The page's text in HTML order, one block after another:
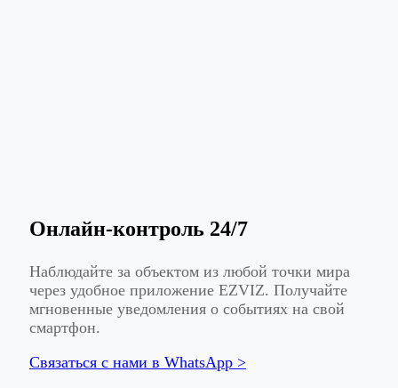
Онлайн-контроль 24/7
Наблюдайте за объектом из любой точки мира
через удобное приложение EZVIZ. Получайте
мгновенные уведомления о событиях на свой
смартфон.
Связаться с нами в WhatsApp >